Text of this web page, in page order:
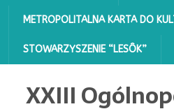
METROPOLITALNA KARTA DO
STOWARZYSZENIE “LESÔK”
XXIII